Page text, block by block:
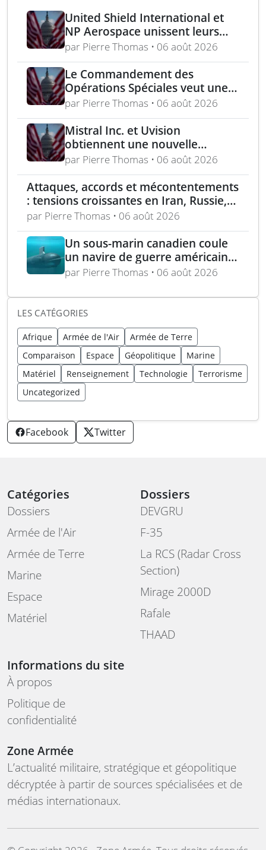
United Shield International et
NP Aerospace unissent leurs
forces pour renforcer le soutien
aux équipes américaines de
déminage
par Pierre Thomas • 06 août 2026
Le Commandement des
Opérations Spéciales veut une
mitrailleuse 5,56 mm de 4,5 kg
par Pierre Thomas • 06 août 2026
Mistral Inc. et Uvision
obtiennent une nouvelle
commande pour le programme
US Army Lethal Unmanned
Systems
par Pierre Thomas • 06 août 2026
Attaques, accords et mécontentements
: tensions croissantes en Iran, Russie,
Chine, Corée du Nord et jihadistes
par Pierre Thomas • 06 août 2026
Un sous-marin canadien coule
un navire de guerre américain
lors de l’exercice RIMPAC 2026
par Pierre Thomas • 06 août 2026
LES CATÉGORIES
Afrique Armée de l'Air
Armée de Terre
Comparaison
Espace Géopolitique
Marine
Matériel
Renseignement Technologie
Terrorisme
Uncategorized
Facebook Twitter
Catégories
Dossiers
Armée de l'Air
Armée de Terre
Marine
Espace
Matériel
Dossiers
DEVGRU
F-35
La RCS (Radar Cross
Section)
Mirage 2000D
Rafale
THAAD
Informations du site
À propos
Politique de
confidentialité
Zone Armée
L’actualité militaire, stratégique et géopolitique
décryptée à partir de sources spécialisées et de
médias internationaux.